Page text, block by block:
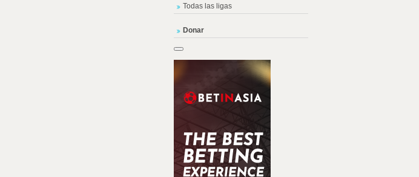
Todas las ligas
Donar